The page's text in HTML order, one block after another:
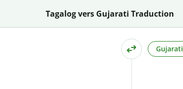
Tagalog vers Gujarati Traduction
Gujarati